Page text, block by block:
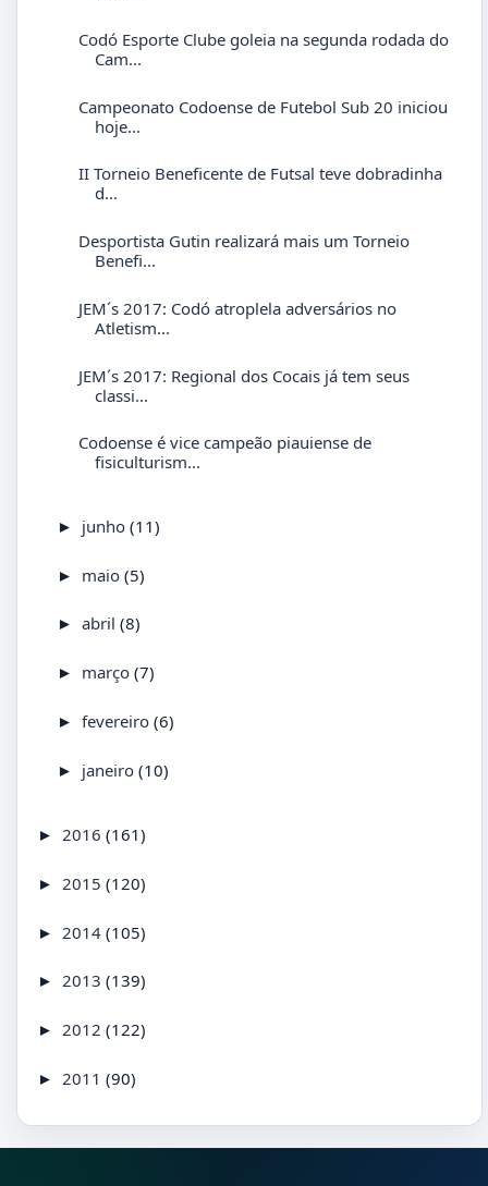
Codó Esporte Clube goleia na segunda rodada do
Cam...
Campeonato Codoense de Futebol Sub 20 iniciou
hoje...
II Torneio Beneficente de Futsal teve dobradinha
d...
Desportista Gutin realizará mais um Torneio
Benefi...
JEM´s 2017: Codó atroplela adversários no
Atletism...
JEM´s 2017: Regional dos Cocais já tem seus
classi...
Codoense é vice campeão piauiense de
fisiculturism...
► junho (11)
► maio (5)
► abril (8)
► março (7)
► fevereiro (6)
► janeiro (10)
► 2016 (161)
► 2015 (120)
► 2014 (105)
► 2013 (139)
► 2012 (122)
► 2011 (90)